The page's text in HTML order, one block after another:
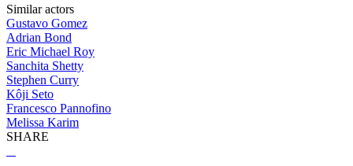
Similar actors
Gustavo Gomez
Adrian Bond
Eric Michael Roy
Sanchita Shetty
Stephen Curry
Kôji Seto
Francesco Pannofino
Melissa Karim
SHARE